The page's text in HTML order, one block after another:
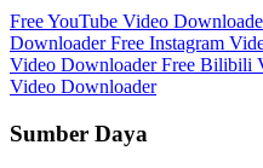
Free YouTube Video
DownloaderFree Instagram
Video DownloaderFree Bilibili
Video Downloader
Sumber Daya